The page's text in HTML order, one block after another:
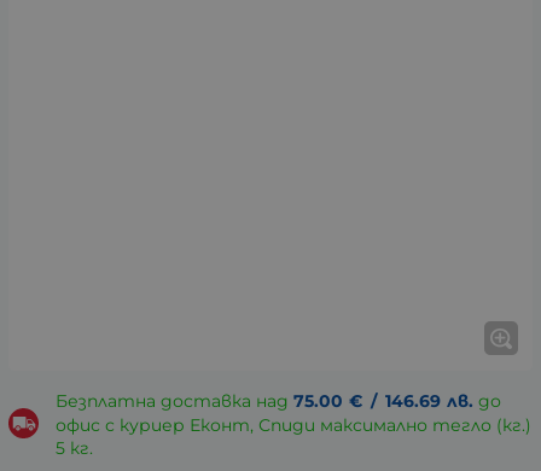
Безплатна доставка над 75.00 € / 146.69 лв. до
офис с куриер Еконт, Спиди максимално тегло (кг.)
5 кг.